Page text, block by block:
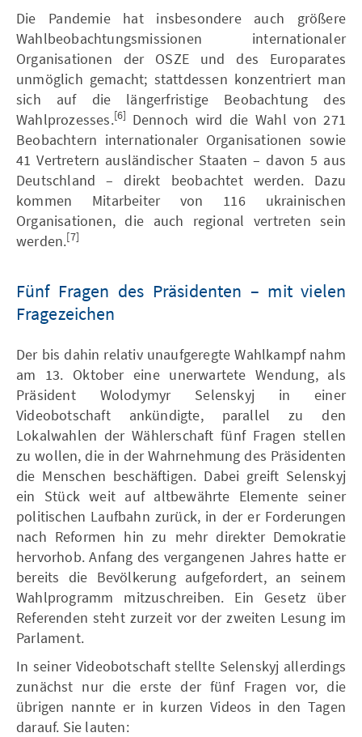
Die Pandemie hat insbesondere auch größere
Wahlbeobachtungsmissionen internationaler
Organisationen der OSZE und des Europarates
unmöglich gemacht; stattdessen konzentriert man
sich auf die längerfristige Beobachtung des
Wahlprozesses.[6] Dennoch wird die Wahl von 271
Beobachtern internationaler Organisationen sowie
41 Vertretern ausländischer Staaten – davon 5 aus
Deutschland – direkt beobachtet werden. Dazu
kommen Mitarbeiter von 116 ukrainischen
Organisationen, die auch regional vertreten sein
werden.[7]
Fünf Fragen des Präsidenten – mit vielen
Fragezeichen
Der bis dahin relativ unaufgeregte Wahlkampf nahm
am 13. Oktober eine unerwartete Wendung, als
Präsident Wolodymyr Selenskyj in einer
Videobotschaft ankündigte, parallel zu den
Lokalwahlen der Wählerschaft fünf Fragen stellen
zu wollen, die in der Wahrnehmung des Präsidenten
die Menschen beschäftigen. Dabei greift Selenskyj
ein Stück weit auf altbewährte Elemente seiner
politischen Laufbahn zurück, in der er Forderungen
nach Reformen hin zu mehr direkter Demokratie
hervorhob. Anfang des vergangenen Jahres hatte er
bereits die Bevölkerung aufgefordert, an seinem
Wahlprogramm mitzuschreiben. Ein Gesetz über
Referenden steht zurzeit vor der zweiten Lesung im
Parlament.
In seiner Videobotschaft stellte Selenskyj allerdings
zunächst nur die erste der fünf Fragen vor, die
übrigen nannte er in kurzen Videos in den Tagen
darauf. Sie lauten: